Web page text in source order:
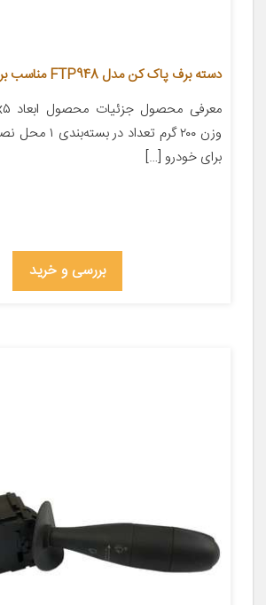
دسته برف پاک کن مدل FTP948 مناسب برای پژو 405
وزن ۲۰۰ گرم
برای خودرو […]
بررسی و خرید